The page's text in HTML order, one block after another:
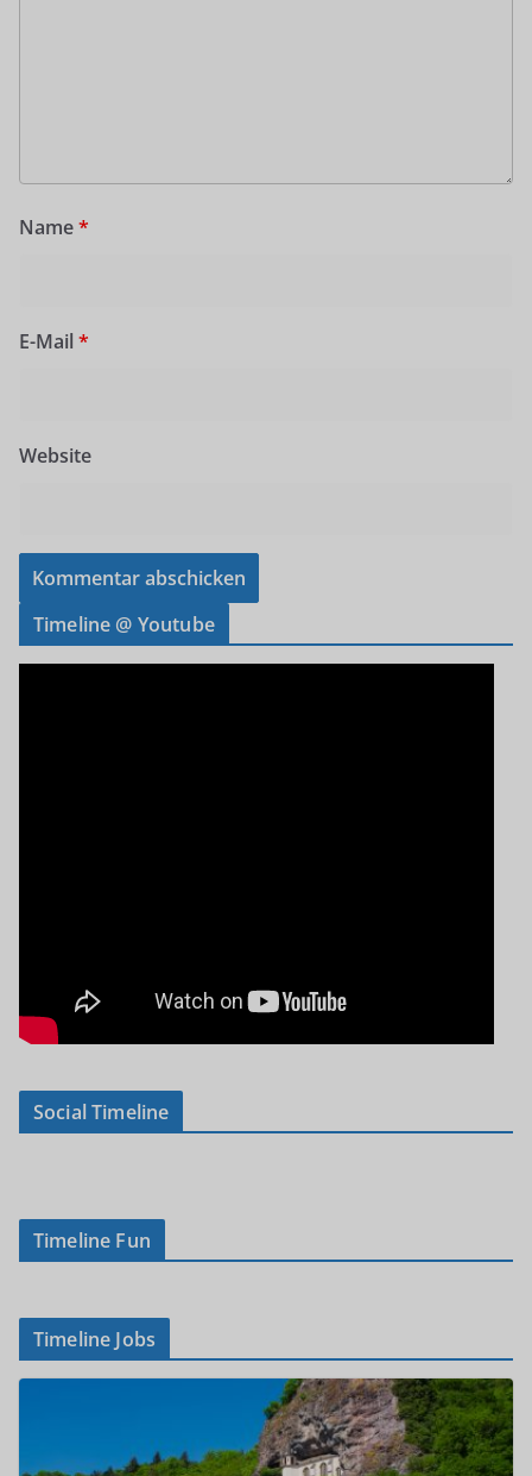
Name*
E-Mail *
Website
Timeline @ Youtube
Social Timeline
Timeline Fun
Timeline Jobs